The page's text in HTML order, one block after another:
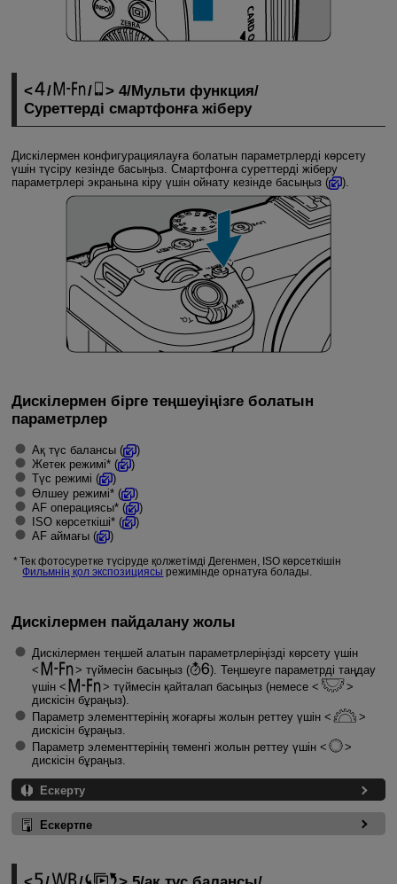
/ /
4/Мульти функция/
Суреттерді смартфонға жіберу
Дискілермен конфигурациялауға болатын параметрлерді көрсету
үшін түсіру кезінде басыңыз. Смартфонға суреттерді жіберу
параметрлері экранына кіру үшін ойнату кезінде басыңыз (
).
Дискілермен бірге теңшеуіңізге болатын
параметрлер
Ақ түс балансы (
)
Жетек режимі* (
)
Түс режимі (
)
Өлшеу режимі* (
)
AF операциясы* (
)
ISO көрсеткiшi* (
)
AF аймағы (
)
Тек фотосуретке түсіруде қолжетімді Дегенмен, ISO көрсеткішін
Фильмнің қол экспозициясы режимінде орнатуға болады.
Дискілермен пайдалану жолы
Дискілермен теңшей алатын параметрлеріңізді көрсету үшін
түймесін басыңыз (
). Теңшеуге параметрді таңдау
үшін
түймесін қайталап басыңыз (немесе
дискісін бұраңыз).
Параметр элементтерінің жоғарғы жолын реттеу үшін
дискісін бұраңыз.
Параметр элементтерінің төменгі жолын реттеу үшін
дискісін бұраңыз.
Ескерту
Ескертпе